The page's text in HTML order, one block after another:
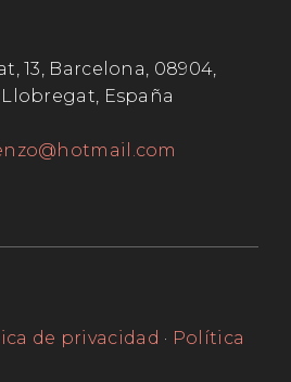
13, Barcelona, 08904,
España
de privacidad · Política